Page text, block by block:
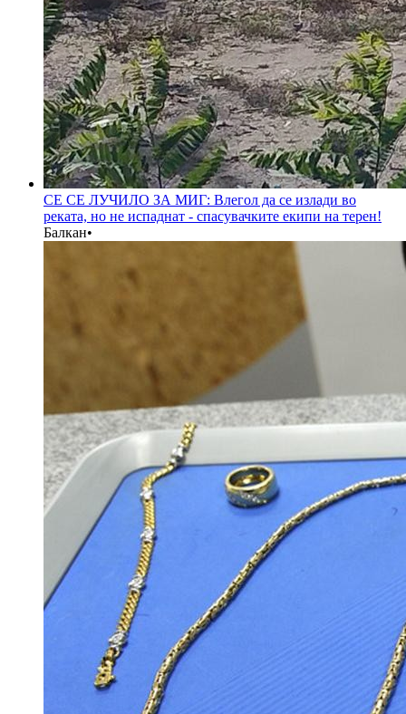
СЕ СЕ ЛУЧИЛО ЗА МИГ: Влегол да се излади во
реката, но не испаднат - спасувачките екипи на терен!
Балкан•